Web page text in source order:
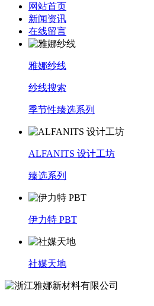
网站首页
新闻资讯
在线留言
雅娜纱线
纱线搜索
季节性臻选系列
ALFANITS 设计工坊
臻选系列
伊力特 PBT
社媒天地